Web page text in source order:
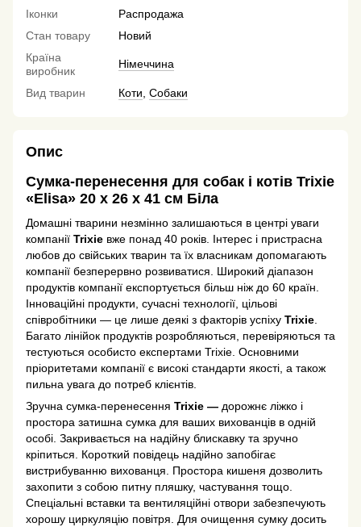
Іконки
Распродажа
Стан товару
Новий
Країна
виробник
Німеччина
Вид тварин Коти Собаки
Опис
Сумка-перенесення для собак і котів Trixie
«Elisa» 20 x 26 x 41 см Біла
Домашні тварини незмінно залишаються в центрі уваги
компанії Trixie вже понад 40 років. Інтерес і пристрасна
любов до свійських тварин та їх власникам допомагають
компанії безперервно розвиватися. Широкий діапазон
продуктів компанії експортується більш ніж до 60 країн.
Інноваційні продукти, сучасні технології, цільові
співробітники — це лише деякі з факторів успіху Trixie
Багато лінійок продуктів розробляються, перевіряються та
тестуються особисто експертами Trixie. Основними
пріоритетами компанії є високі стандарти якості, а також
пильна увага до потреб клієнтів.
Зручна сумка-перенесення Trixie — дорожнє ліжко і
простора затишна сумка для ваших вихованців в одній
особі. Закривається на надійну блискавку та зручно
кріпиться. Короткий повідець надійно запобігає
вистрибуванню вихованця. Простора кишеня дозволить
захопити з собою питну пляшку, частування тощо.
Спеціальні вставки та вентиляційні отвори забезпечують
хорошу циркуляцію повітря. Для очищення сумку досить